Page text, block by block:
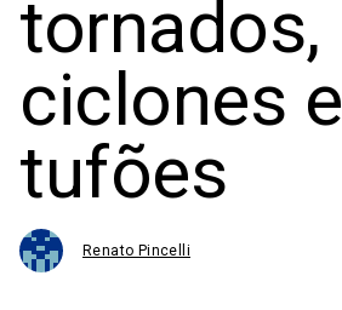
tornados,
ciclones e
tufões
Renato Pincelli